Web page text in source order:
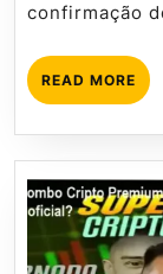
confirmação
READ MORE